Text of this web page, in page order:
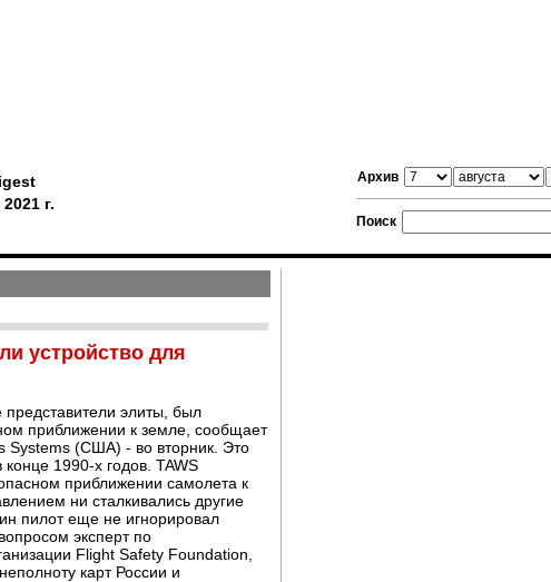
Архив
Поиск
г.
устройство для
представители элиты, был
приближении к земле, сообщает
Systems (США) - во вторник. Это
1990-х годов. TAWS
приближении самолета к
ни сталкивались другие
пилот еще не игнорировал
эксперт по
Flight Safety Foundation,
карт России и